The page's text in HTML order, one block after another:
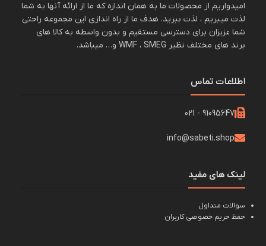
امیدواریم از محصولات ما به همان اندازه که ما از ارائه آنها به شما
لذت میبریم ، لذت ببرید. هدف ما از راه اندازی این مجموعه راحتی
شما عزیزان برای دسترسی مستقیم و بدون واسطه به کالا های
برند های مختلف نظیر WMF ، SMEG و… میباشد.
اطلاعات تماس
91095647 - 021
info@sabeti.shop
لینک های مفید
سوالات متداول
حفظ حریم خصوصی کاربران